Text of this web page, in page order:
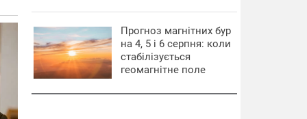
Прогноз магнітних бур
на 4, 5 і 6 серпня: коли
стабілізується
геомагнітне поле